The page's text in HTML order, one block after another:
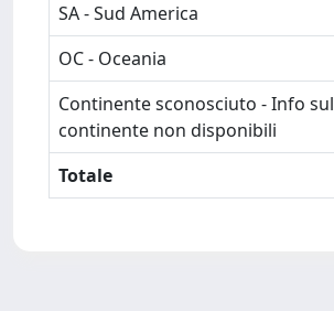
SA - Sud America
OC - Oceania
Continente sconosciuto - Info sul
continente non disponibili
Totale